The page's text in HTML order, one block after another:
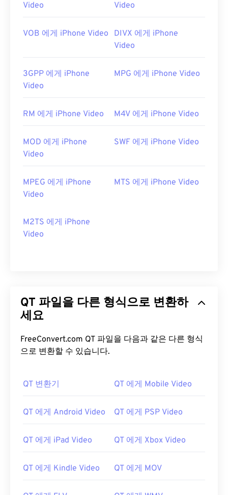
00 00 00
00 00 00
Video
Video
VOB 에게 iPhone Video
DIVX 에게 iPhone
Video
3GPP 에게 iPhone
Video
MPG 에게 iPhone Video
RM 에게 iPhone Video M4V 에게 iPhone Video
MOD 에게 iPhone
Video
SWF 에게 iPhone Video
MPEG 에게 iPhone
Video
MTS 에게 iPhone Video
M2TS 에게 iPhone
Video
QT 파일을 다른 형식으로 변환하
세요
FreeConvert.com QT 파일을 다음과 같은 다른 형식
으로 변환할 수 있습니다.
QT 변환기 QT 에게 Mobile Video
QT 에게 Android Video QT 에게 PSP Video
QT 에게 iPad Video QT 에게 Xbox Video
QT 에게 Kindle Video QT 에게 MOV